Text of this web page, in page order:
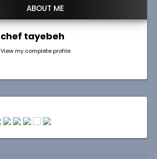
ABOUT ME
chef tayebeh
View my complete profile